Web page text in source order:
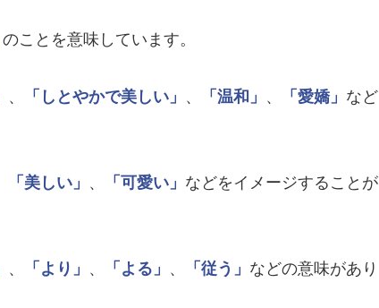
のことを意味しています。
、 「しとやかで美しい」 、 「温和」 、 「愛嬌」 など
「美しい」 、 「可愛い」 などをイメージすることが
、 「より」 、 「よる」 、 「従う」 などの意味があり